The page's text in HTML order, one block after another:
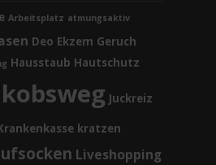
Arbeitsplatz atmungsaktiv
Deo Ekzem Geruch
Hausstaub Hautschutz
Juckreiz
kratzen
Liveshopping